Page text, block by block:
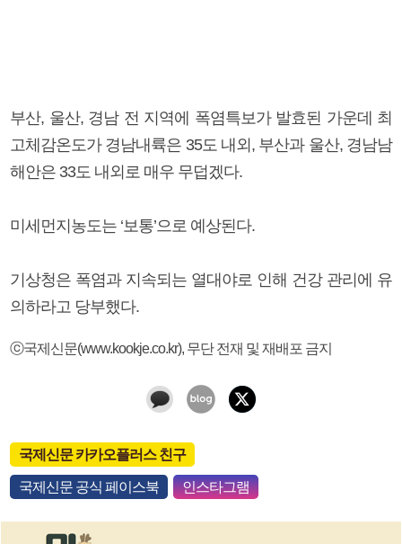
부산, 울산, 경남 전 지역에 폭염특보가 발효된 가운데 최
고체감온도가 경남내륙은 35도 내외, 부산과 울산, 경남남
해안은 33도 내외로 매우 무덥겠다.
미세먼지농도는 ‘보통’으로 예상된다.
기상청은 폭염과 지속되는 열대야로 인해 건강 관리에 유
의하라고 당부했다.
ⓒ국제신문(www.kookje.co.kr), 무단 전재 및 재배포 금지
국제신문 카카오플러스 친구
국제신문 공식 페이스북 인스타그램